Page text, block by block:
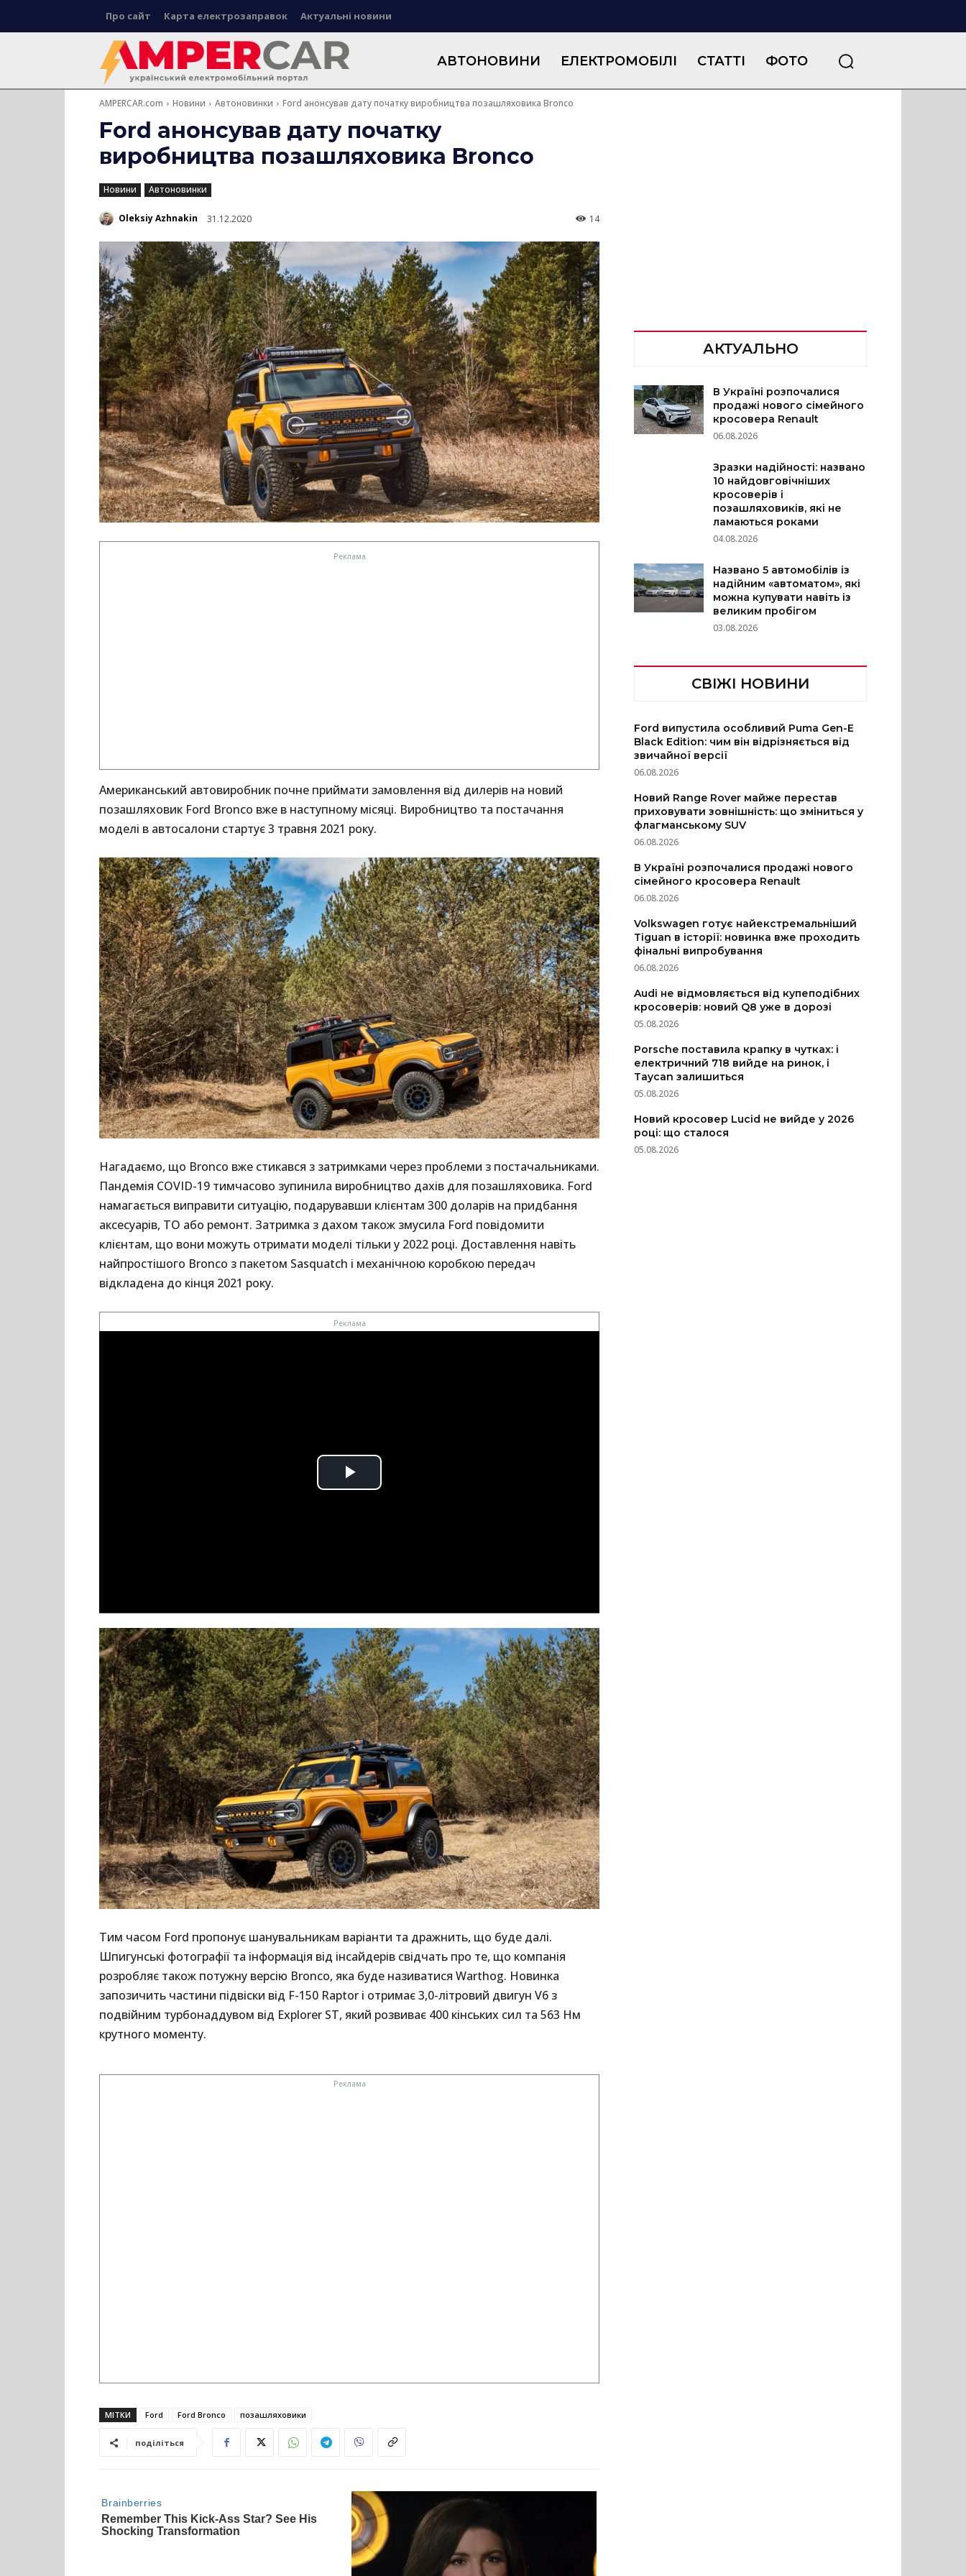
Про сайт Карта електрозаправок Актуальні новини
АВТОНОВИНИ ЕЛЕКТРОМОБІЛІ СТАТТІ ФОТО
AMPERCAR.com Новини Автоновинки Ford анонсував дату початку виробництва позашляховика Bronco
Ford анонсував дату початку
виробництва позашляховика Bronco
Новини Автоновинки
Oleksiy Azhnakin 31.12.2020 14
Американський автовиробник почне приймати замовлення від дилерів на новий
позашляховик Ford Bronco вже в наступному місяці. Виробництво та постачання
моделі в автосалони стартує 3 травня 2021 року.
Нагадаємо, що Bronco вже стикався з затримками через проблеми з постачальниками.
Пандемія COVID-19 тимчасово зупинила виробництво дахів для позашляховика. Ford
намагається виправити ситуацію, подарувавши клієнтам 300 доларів на придбання
аксесуарів, ТО або ремонт. Затримка з дахом також змусила Ford повідомити
клієнтам, що вони можуть отримати моделі тільки у 2022 році. Доставлення навіть
найпростішого Bronco з пакетом Sasquatch і механічною коробкою передач
відкладена до кінця 2021 року.
Тим часом Ford пропонує шанувальникам варіанти та дражнить, що буде далі.
Шпигунські фотографії та інформація від інсайдерів свідчать про те, що компанія
розробляє також потужну версію Bronco, яка буде називатися Warthog. Новинка
запозичить частини підвіски від F-150 Raptor і отримає 3,0-літровий двигун V6 з
подвійним турбонаддувом від Explorer ST, який розвиває 400 кінських сил та 563 Нм
крутного моменту.
МІТКИ Ford Ford Bronco позашляховики
поділіться
АКТУАЛЬНО
В Україні розпочалися
продажі нового сімейного
кросовера Renault
06.08.2026
Зразки надійності: названо
10 найдовговічніших
кросоверів і
позашляховиків, які не
ламаються роками
04.08.2026
Названо 5 автомобілів із
надійним «автоматом», які
можна купувати навіть із
великим пробігом
03.08.2026
СВІЖІ НОВИНИ
Ford випустила особливий Puma Gen-E
Black Edition: чим він відрізняється від
звичайної версії
06.08.2026
Новий Range Rover майже перестав
приховувати зовнішність: що зміниться у
флагманському SUV
06.08.2026
В Україні розпочалися продажі нового
сімейного кросовера Renault
06.08.2026
Volkswagen готує найекстремальніший
Tiguan в історії: новинка вже проходить
фінальні випробування
06.08.2026
Audi не відмовляється від купеподібних
кросоверів: новий Q8 уже в дорозі
05.08.2026
Porsche поставила крапку в чутках: і
електричний 718 вийде на ринок, і
Taycan залишиться
05.08.2026
Новий кросовер Lucid не вийде у 2026
році: що сталося
05.08.2026